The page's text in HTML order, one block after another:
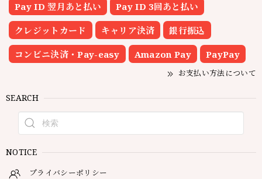
Pay ID 翌月あと払い
Pay ID 3回あと払い
クレジットカード キャリア決済 銀行振込
コンビニ決済・Pay-easy Amazon Pay PayPay
お支払い方法について
SEARCH
NOTICE
プライバシーポリシー